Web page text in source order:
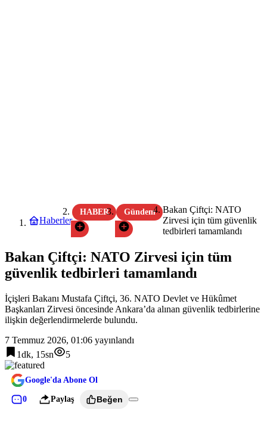
Haberler
HABER Gündem
Bakan Çiftçi: NATO
Zirvesi için tüm güvenlik
tedbirleri tamamlandı
Bakan Çiftçi: NATO Zirvesi için tüm
güvenlik tedbirleri tamamlandı
İçişleri Bakanı Mustafa Çiftçi, 36. NATO Devlet ve Hükûmet
Başkanları Zirvesi öncesinde Ankara’da alınan güvenlik tedbirlerine
ilişkin değerlendirmelerde bulundu.
7 Temmuz 2026, 01:06 yayınlandı
1dk, 15sn
5
Google'da Abone Ol
0 Paylaş Beğen